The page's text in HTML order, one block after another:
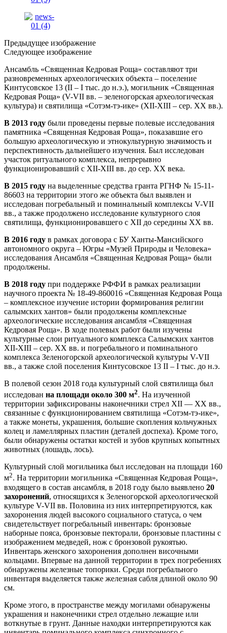
Предыдущее изображение
Следующее изображение
Ансамбль «Священная Кедровая Роща» составляют три
разновременных археологических объекта – поселение
Кинтусовское 13 (II – I тыс. до н.э.), могильник «Священная
Кедровая Роща» (V-VII вв. – зеленогорская археологическая
культура) и святилища «Сотэм-тэ-ике» (XII-XIII – сер. XX вв.).
В 2013 году были проведены первые полевые исследования
памятника «Священная Кедровая Роща», показавшие его
большую археологическую и этнокультурную значимость и
перспективность дальнейшего изучения. Был исследован
участок ритуального комплекса, непрерывно
функционировавший с XII-XIII вв. до сер. XX века.
В 2015 году на выделенные средства гранта РГНФ № 15-11-
86603 на территории этого же объекта был выявлен и
исследован погребальный и поминальный комплексы V-VII
вв., а также продолжено исследование культурного слоя
святилища, функционировавшего с XII до середины XX вв.
В 2016 году в рамках договора с БУ Ханты-Мансийского
автономного округа – Югры «Музей Природы и Человека»
исследования Ансамбля «Священная Кедровая Роща» были
продолжены.
В 2018 году при поддержке РФФИ в рамках реализации
научного проекта № 18-49-860016 «Священная Кедровая Роща
– комплексное изучение истории формирования религии
салымских хантов» были продолжены комплексные
археологические исследования ансамбля «Священная
Кедровая Роща». В ходе полевых работ были изучены
культурные слои ритуального комплекса Салымских хантов
XII-XIII – сер. XX вв. и погребального и поминального
комплекса Зеленогорской археологической культуры V-VII
вв., а также слой поселения Кинтусовское 13 II – I тыс. до н.э.
В полевой сезон 2018 года культурный слой святилища был
исследован на площади около 300 м2. На изученной
территории зафиксированы наконечники стрел XII — XX вв.,
связанные с функционированием святилища «Сотэм-тэ-ике»,
а также монеты, украшения, большие скопления кольчужных
колец и ламеллярных пластин (деталей доспеха). Кроме того,
были обнаружены остатки костей и зубов крупных копытных
животных (лошадь, лось).
Культурный слой могильника был исследован на площади 160
м2. На территории могильника «Священная Кедровая Роща»,
входящего в состав ансамбля, в 2018 году было выявлено 20
захоронений, относящихся к Зеленогорской археологической
культуре V-VII вв. Половина из них интерпретируются, как
захоронения людей высокого социального статуса, о чем
свидетельствует погребальный инвентарь: бронзовые
наборные пояса, бронзовые пекторали, бронзовые пластины с
изображением медведей, нож с бронзовой рукоятью.
Инвентарь женского захоронения дополнен височными
кольцами. Впервые на данной территории в трех погребениях
обнаружены железные топорики. Среди погребального
инвентаря выделяется также железная сабля длиной около 90
см.
Кроме этого, в пространстве между могилами обнаружены
украшения и наконечники стрел отдельно лежащие или
воткнутые в грунт. Данные находки интерпретируются как